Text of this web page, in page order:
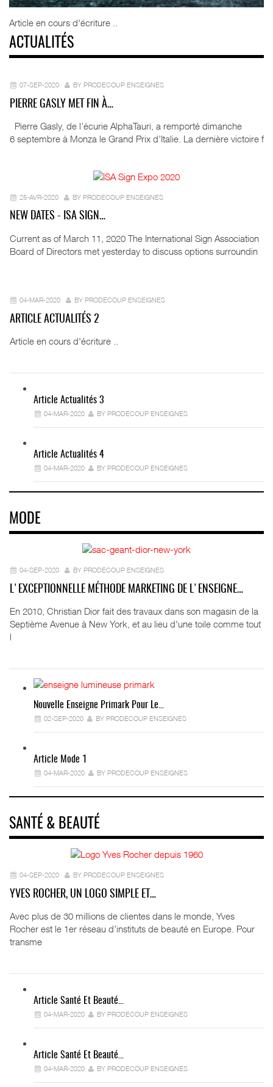
Article en cours d'écriture ..
ACTUALITÉS
07-SEP-2020 BY PRODECOUP ENSEIGNES
PIERRE GASLY MET FIN À…
Pierre Gasly, de l’écurie AlphaTauri, a remporté dimanche
6 septembre à Monza le Grand Prix d’Italie. La dernière victoire f
25-AVR-2020 BY PRODECOUP ENSEIGNES
NEW DATES - ISA SIGN…
Current as of March 11, 2020 The International Sign Association
Board of Directors met yesterday to discuss options surroundin
04-MAR-2020 BY PRODECOUP ENSEIGNES
ARTICLE ACTUALITÉS 2
Article en cours d'écriture ..
Article Actualités 3
04-MAR-2020 BY PRODECOUP ENSEIGNES
Article Actualités 4
04-MAR-2020 BY PRODECOUP ENSEIGNES
MODE
04-SEP-2020 BY PRODECOUP ENSEIGNES
L'EXCEPTIONNELLE MÉTHODE MARKETING DE L'ENSEIGNE…
En 2010, Christian Dior fait des travaux dans son magasin de la
Septième Avenue à New York, et au lieu d'une toile comme tout
l
Nouvelle Enseigne Primark Pour Le…
02-SEP-2020 BY PRODECOUP ENSEIGNES
Article Mode 1
04-MAR-2020 BY PRODECOUP ENSEIGNES
SANTÉ & BEAUTÉ
04-SEP-2020 BY PRODECOUP ENSEIGNES
YVES ROCHER, UN LOGO SIMPLE ET…
Avec plus de 30 millions de clientes dans le monde, Yves
Rocher est le 1er réseau d’instituts de beauté en Europe. Pour
transme
Article Santé Et Beauté…
04-MAR-2020 BY PRODECOUP ENSEIGNES
Article Santé Et Beauté…
04-MAR-2020 BY PRODECOUP ENSEIGNES